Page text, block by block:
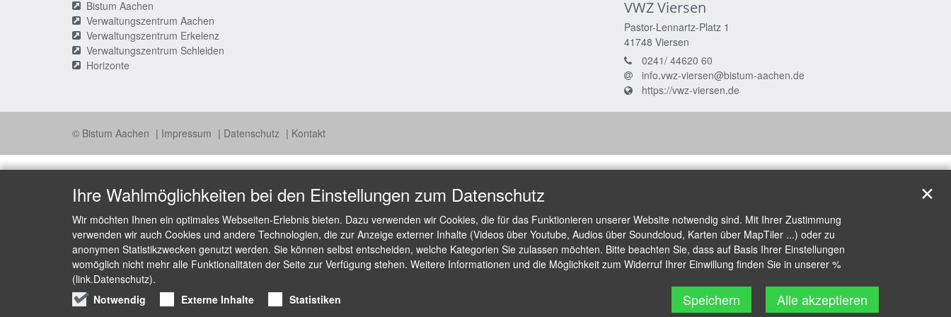
Bistum Aachen
Verwaltungszentrum Aachen
Verwaltungszentrum Erkelenz
Verwaltungszentrum Schleiden
Horizonte
VWZ Viersen
Pastor-Lennartz-Platz 1
41748 Viersen
0241/ 44620 60
info.vwz-viersen@bistum-aachen.de
https://vwz-viersen.de
© Bistum Aachen Impressum Datenschutz Kontakt
Ihre Wahlmöglichkeiten bei den Einstellungen zum Datenschutz
Wir möchten Ihnen ein optimales Webseiten-Erlebnis bieten. Dazu verwenden wir Cookies, die für das Funktionieren unserer Website notwendig sind. Mit Ihrer Zustimmung
verwenden wir auch Cookies und andere Technologien, die zur Anzeige externer Inhalte (Videos über Youtube, Audios über Soundcloud, Karten über MapTiler ...) oder zu
anonymen Statistikzwecken genutzt werden. Sie können selbst entscheiden, welche Kategorien Sie zulassen möchten. Bitte beachten Sie, dass auf Basis Ihrer Einstellungen
womöglich nicht mehr alle Funktionalitäten der Seite zur Verfügung stehen. Weitere Informationen und die Möglichkeit zum Widerruf Ihrer Einwillung finden Sie in unserer %
(link.Datenschutz).
Notwendig
Externe Inhalte Statistiken Speichern Alle akzeptieren
✕